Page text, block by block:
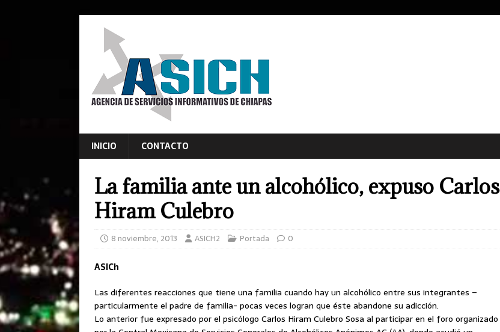
INICIO CONTACTO
La familia ante un alcohólico, expuso Carlos
Hiram Culebro
8 noviembre, 2013 ASICH2 Portada 0
ASICh
Las diferentes reacciones que tiene una familia cuando hay un alcohólico entre sus integrantes –
particularmente el padre de familia- pocas veces logran que éste abandone su adicción.
Lo anterior fue expresado por el psicólogo Carlos Hiram Culebro Sosa al participar en el foro organizado